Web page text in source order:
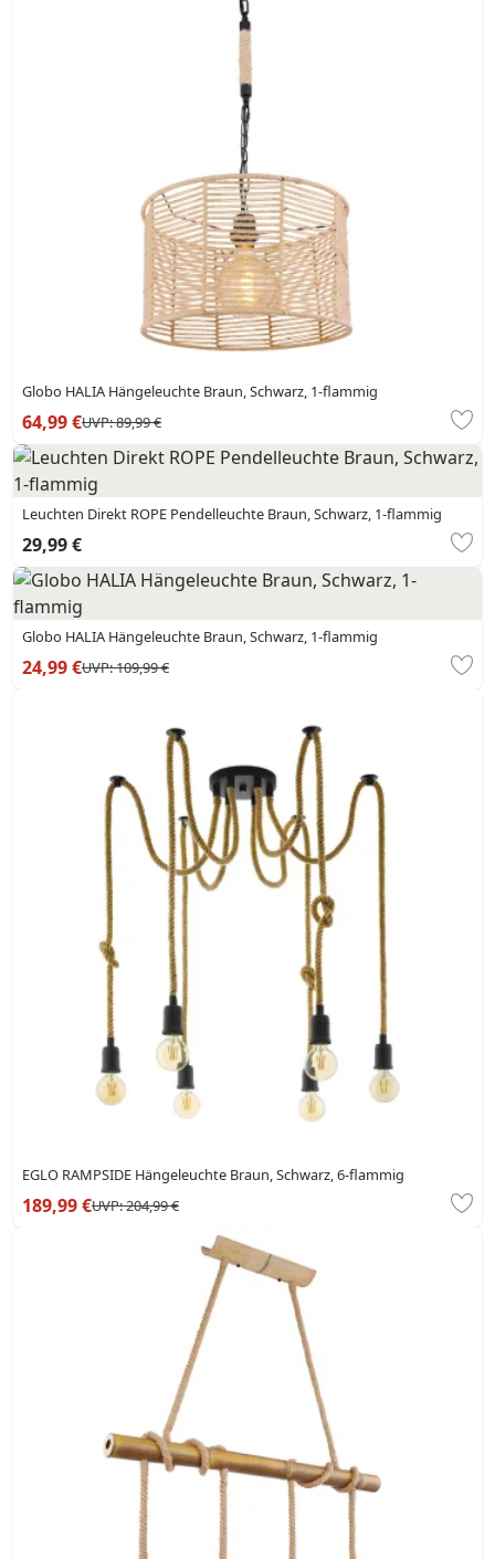
Globo HALIA Hängeleuchte Braun, Schwarz, 1-flammig
64,99 €UVP:89,99 €
Leuchten Direkt ROPE Pendelleuchte Braun, Schwarz, 1-flammig
29,99 €
Globo HALIA Hängeleuchte Braun, Schwarz, 1-flammig
24,99 €UVP:109,99 €
EGLO RAMPSIDE Hängeleuchte Braun, Schwarz, 6-flammig
189,99 €UVP:204,99 €